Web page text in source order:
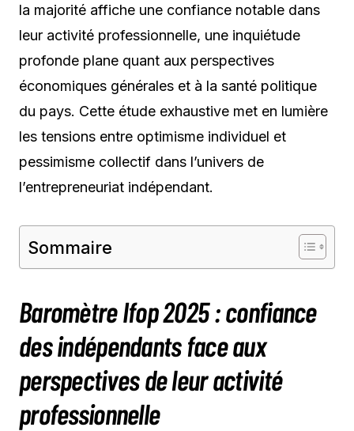
la majorité affiche une confiance notable dans
leur activité professionnelle, une inquiétude
profonde plane quant aux perspectives
économiques générales et à la santé politique
du pays. Cette étude exhaustive met en lumière
les tensions entre optimisme individuel et
pessimisme collectif dans l’univers de
l’entrepreneuriat indépendant.
Sommaire
Baromètre Ifop 2025 : confiance
des indépendants face aux
perspectives de leur activité
professionnelle